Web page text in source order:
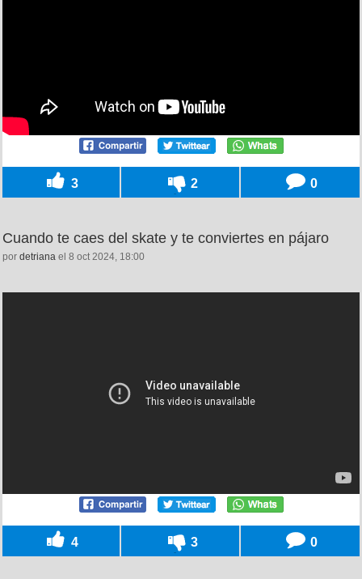
3 2 0
Cuando te caes del skate y te conviertes en pájaro
por detriana el 8 oct 2024, 18:00
4 3 0